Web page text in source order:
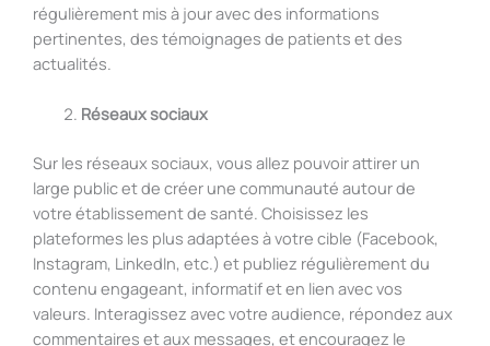
régulièrement mis à jour avec des informations
pertinentes, des témoignages de patients et des
actualités.
Réseaux sociaux
Sur les réseaux sociaux, vous allez pouvoir attirer un
large public et de créer une communauté autour de
votre établissement de santé. Choisissez les
plateformes les plus adaptées à votre cible (Facebook,
Instagram, LinkedIn, etc.) et publiez régulièrement du
contenu engageant, informatif et en lien avec vos
valeurs. Interagissez avec votre audience, répondez aux
commentaires et aux messages, et encouragez le